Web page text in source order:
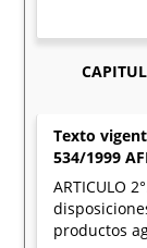
Texto
534/1999
ARTICULO
productos